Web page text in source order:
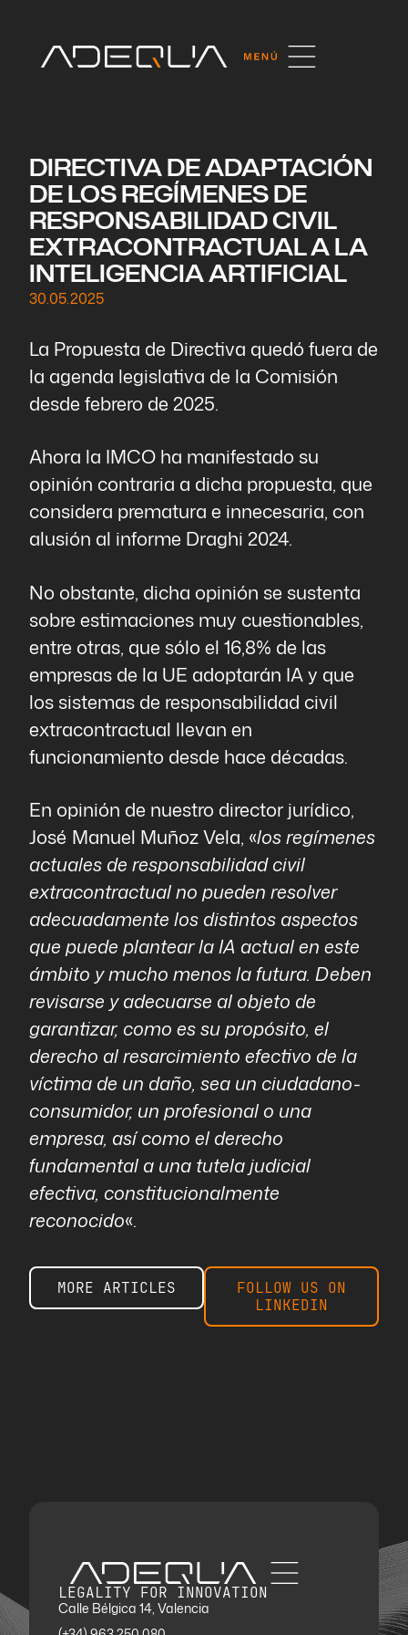
DIRECTIVA DE ADAPTACIÓN
DE LOS REGÍMENES DE
RESPONSABILIDAD CIVIL
EXTRACONTRACTUAL A LA
INTELIGENCIA ARTIFICIAL
30.05.2025
La Propuesta de Directiva quedó fuera de
la agenda legislativa de la Comisión
desde febrero de 2025.
Ahora la IMCO ha manifestado su
opinión contraria a dicha propuesta, que
considera prematura e innecesaria, con
alusión al informe Draghi 2024.
No obstante, dicha opinión se sustenta
sobre estimaciones muy cuestionables,
entre otras, que sólo el 16,8% de las
empresas de la UE adoptarán IA y que
los sistemas de responsabilidad civil
extracontractual llevan en
funcionamiento desde hace décadas.
En opinión de nuestro director jurídico,
José Manuel Muñoz Vela, «los regímenes
actuales de responsabilidad civil
extracontractual no pueden resolver
adecuadamente los distintos aspectos
que puede plantear la IA actual en este
ámbito y mucho menos la futura. Deben
revisarse y adecuarse al objeto de
garantizar, como es su propósito, el
derecho al resarcimiento efectivo de la
víctima de un daño, sea un ciudadano-
consumidor, un profesional o una
empresa, así como el derecho
fundamental a una tutela judicial
efectiva, constitucionalmente
reconocido«.
MORE ARTICLES
FOLLOW US ON
LINKEDIN
LEGALITY FOR INNOVATION
Calle Bélgica 14, Valencia